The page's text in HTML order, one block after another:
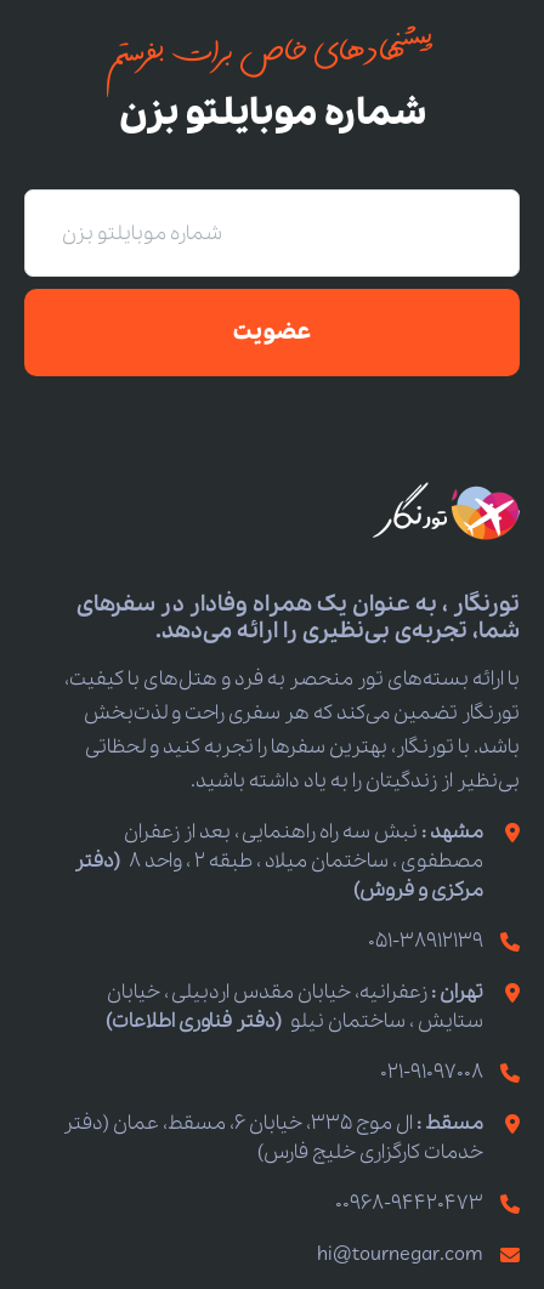
پیشنهادهای خاص برات بفرستم
شماره موبایلتو بزن
عضویت
تورنگار ، به عنوان یک همراه وفادار در سفرهای
شما، تجربه‌ی بی‌نظیری را ارائه می‌دهد.
با ارائه بسته‌های تور منحصر به فرد و هتل‌های با کیفیت،
تورنگار تضمین می‌کند که هر سفری راحت و لذت‌بخش
باشد. با تورنگار، بهترین سفرها را تجربه کنید و لحظاتی
بی‌نظیر از زندگیتان را به یاد داشته باشید.
مشهد : نبش سه راه راهنمایی ، بعد از زعفران
مصطفوی ، ساختمان میلاد ، طبقه 2 ، واحد 8
(دفتر
مرکزی و فروش)
051-38912139
تهران :زعفرانیه، خیابان مقدس اردبیلی ، خیابان
ستایش ، ساختمان نیلو (دفتر فناوری اطلاعات)
021-91097008
مسقط :
ال موج 335، خیابان 6، مسقط، عمان (دفتر
خدمات کارگزاری خلیج فارس)
00968-94420473
hi@tournegar.com